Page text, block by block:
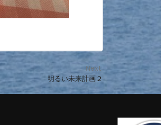
Next:
明るい未来計画２